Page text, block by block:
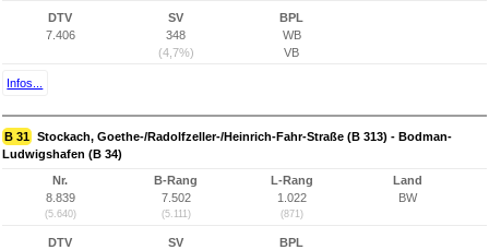
DTV
7.406
SV
348
(4,7%)
BPL
WB
VB
Infos...
B 31 Stockach, Goethe-/Radolfzeller-/Heinrich-Fahr-Straße (B 313) - Bodman-
Ludwigshafen (B 34)
Nr.
8.839
(5.640)
B-Rang
7.502
(5.111)
L-Rang
1.022
(871)
Land
BW
DTV
SV
BPL